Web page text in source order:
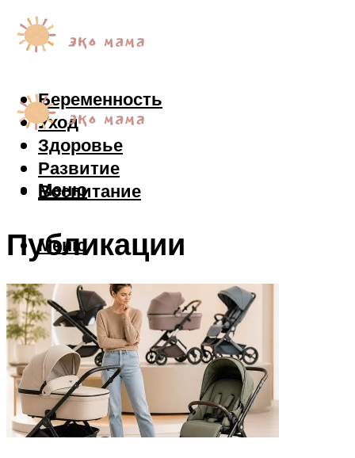
Беременность
Уход
Здоровье
Развитие
Воспитание
Меню
Меню
Публикации